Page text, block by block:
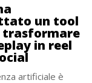
un tool
trasformare
in reel
artificiale è